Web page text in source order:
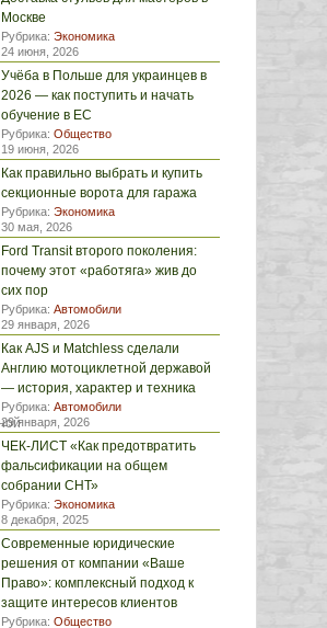
Москве
Рубрика: Экономика
24 июня, 2026
Учёба в Польше для украинцев в
2026 — как поступить и начать
обучение в ЕС
Рубрика: Общество
19 июня, 2026
Как правильно выбрать и купить
секционные ворота для гаража
Рубрика: Экономика
30 мая, 2026
Ford Transit второго поколения:
почему этот «работяга» жив до
сих пор
Рубрика: Автомобили
29 января, 2026
Как AJS и Matchless сделали
Англию мотоциклетной державой
— история, характер и техника
Рубрика: Автомобили
29 января, 2026
ЧЕК-ЛИСТ «Как предотвратить
фальсификации на общем
собрании СНТ»
Рубрика: Экономика
8 декабря, 2025
Современные юридические
решения от компании «Ваше
Право»: комплексный подход к
защите интересов клиентов
Рубрика: Общество